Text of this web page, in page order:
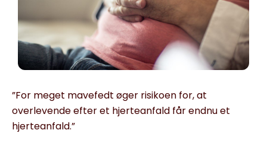
”For meget mavefedt øger risikoen for, at
overlevende efter et hjerteanfald får endnu et
hjerteanfald.”